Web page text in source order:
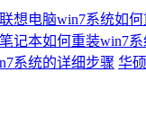
想电脑win7系统如
记本如何重装win7
系统的详细步骤 华